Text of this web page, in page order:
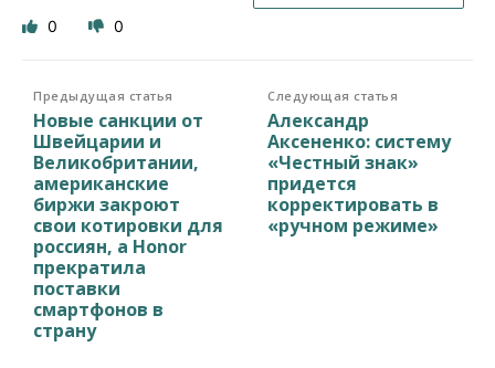
0 0
Предыдущая статья
Новые санкции от
Швейцарии и
Великобритании,
американские
биржи закроют
свои котировки для
россиян, а Honor
прекратила
поставки
смартфонов в
страну
Следующая статья
Александр
Аксененко: систему
«Честный знак»
придется
корректировать в
«ручном режиме»